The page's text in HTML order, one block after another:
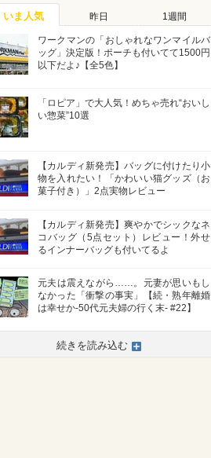
いま人気 昨日 1週間
ワークマンの「おしゃれなワンマイルバ
ッグ」決定版！ポーチも付いてて1500円
以下だよ♪【全5色】
「ロピア」で大人気！めちゃ売れ“おいし
い惣菜”10選
【カルディ新発売】バッグに付けたり小
物を入れたい！「かわいい猫グッズ（お
菓子付き）」2点実物レビュー
【カルディ新発売】爽やかでシックなネ
コバッグ（5点セット）レビュー！外せ
るインナーバッグも付いてるよ
元夫は震えながら……。元妻が思いもし
なかった「衝撃の事実」【続・熟年離婚
は幸せか-50代元夫婦の行く末- #22】
続きを読み込む